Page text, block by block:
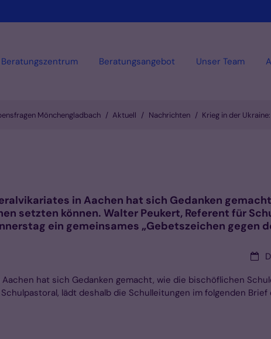
Beratungszentrum Beratungsangebot Unser Team
Mönchengladbach Aktuell Nachrichten Krieg in der
in Aachen hat sich Gedanken
setzten können. Walter Peukert, Referent für
ein gemeinsames „Gebetszeichen gegen
hat sich Gedanken gemacht, wie die bischöflichen
lädt deshalb die Schulleitungen im folgenden Brief